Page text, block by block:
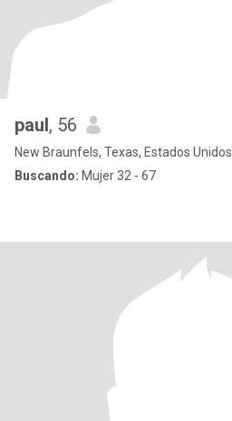
paul, 56
New Braunfels, Texas, Estados Unidos
Buscando: Mujer 32 - 67